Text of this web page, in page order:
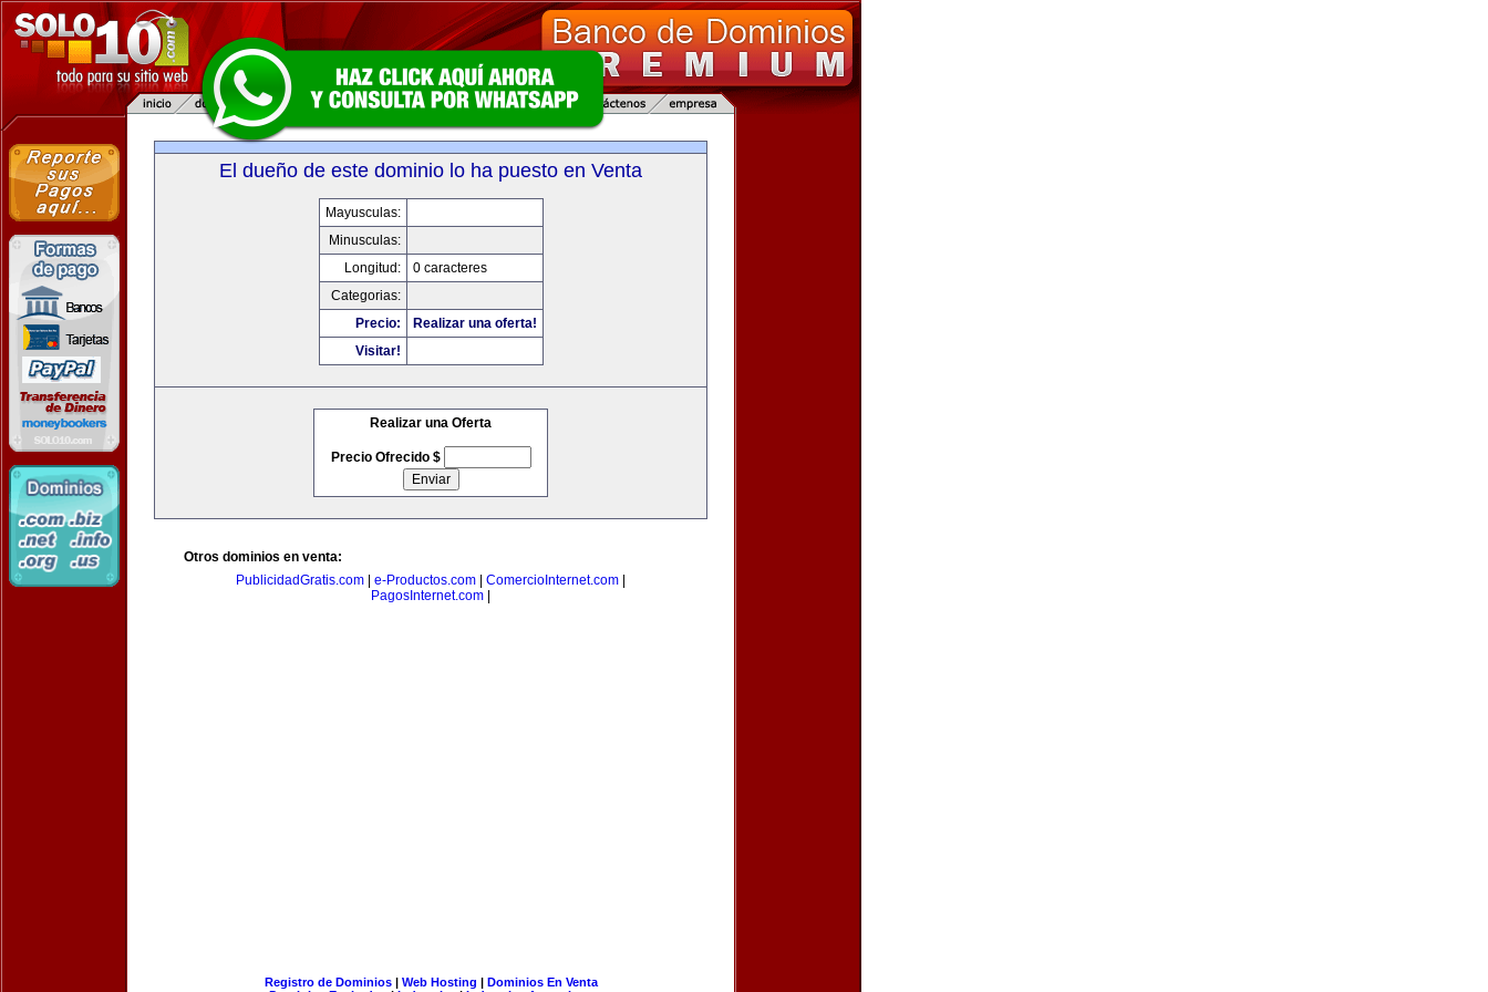
El dueño de este dominio lo ha puesto en Venta
Mayusculas:
Minusculas:
Longitud:
0 caracteres
Categorias:
Precio:
Realizar una oferta!
Visitar!
Realizar una Oferta
Precio Ofrecido $
Otros dominios en venta:
PublicidadGratis.com
e-Productos.com ComercioInternet.com
PagosInternet.com
Registro de Dominios| Web Hosting | Dominios En Venta